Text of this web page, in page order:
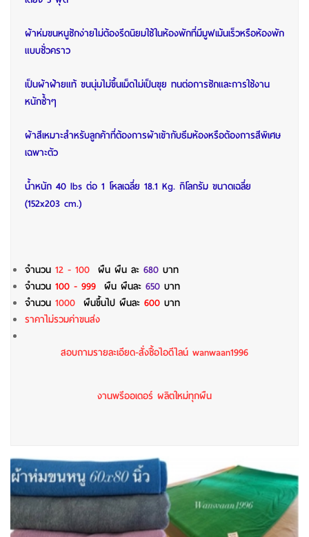
ผ้าห่มขนหนูซักง่ายไม่ต้องรีดนิยมใช้ในห้องพักที่มีมูฟเม้นเร็วหรือห้องพัก
แบบชั่วคราว
เป็นผ้าฝ้ายแท้ ขนนุ่มไม่ขึ้นเม็ดไม่เป็นขุย ทนต่อการซักและการใช้งาน
หนักซ้ำๆ
ผ้าสีเหมาะสำหรับลูกค้าที่ต้องการผ้าเข้ากับธีมห้องหรือต้องการสีพิเศษ
เฉพาะตัว
น้ำหนัก 40 lbs ต่อ 1 โหลเฉลี่ย 18.1 Kg. กิโลกรัม ขนาดเฉลี่ย
(152x203 cm.)
จำนวน 12 - 100 ผืน ผืน ละ 680 บาท
จำนวน 100 - 999 ผืน ผืนละ 650 บาท
จำนวน 1000 ผืนขึ้นไป ผืนละ 600 บาท
ราคาไม่รวมค่าขนส่ง
สอบถามรายละเอียด-สั่งซื้อไอดีไลน์ wanwaan1996
งานพรีออเดอร์ ผลิตใหม่ทุกผืน